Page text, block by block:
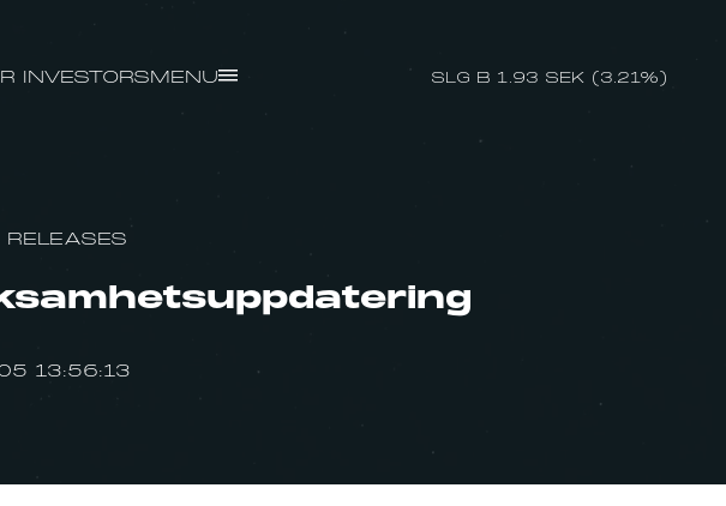
INVESTORSMENU SLG B 1.93 SEK (3.21%)
RELEASES
13:56:13